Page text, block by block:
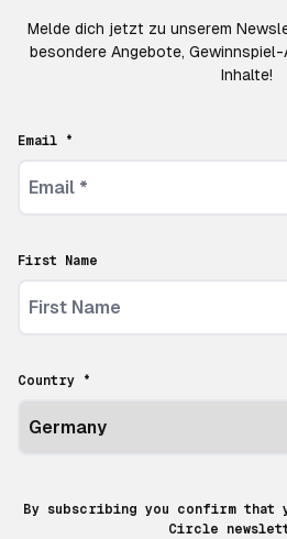
Melde dich jetzt zu unserem
besondere Angebote,
Inhalte!
Email *
First Name
Country *
By subscribing you confirm that
Circle